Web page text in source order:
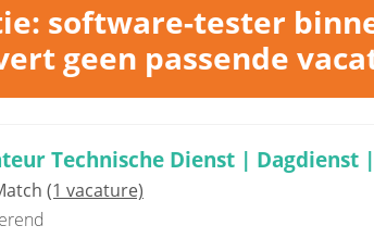
software-tester
geen passende
Technische Dienst |
(1 vacature)